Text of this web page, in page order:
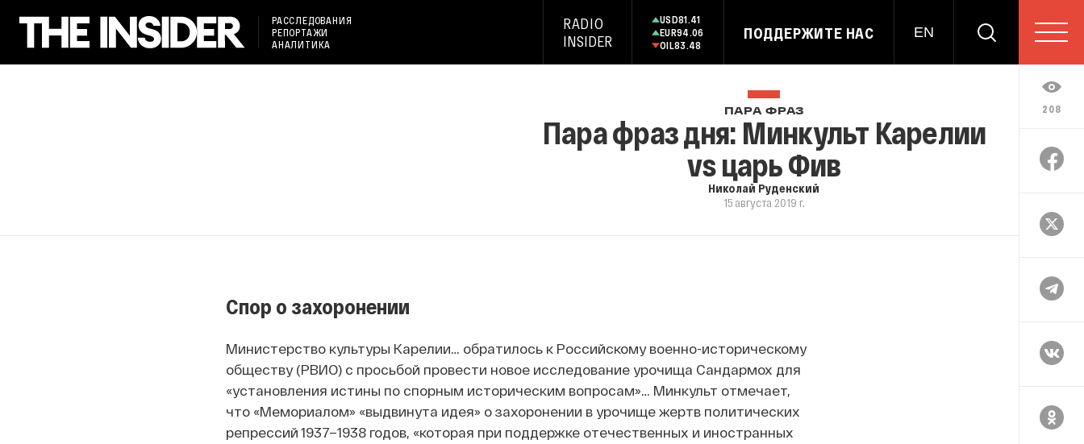
РАССЛЕДОВАНИЯ
РЕПОРТАЖИ
АНАЛИТИКА
RADIO
INSIDER
USD81.41
EUR94.06
OIL83.48
ПОДДЕРЖИТЕ НАС EN
208
ПАРА ФРАЗ
Пара фраз дня: Минкульт Карелии
vs царь Фив
Николай Руденский
15 августа 2019 г.
Спор о захоронении
Министерство культуры Карелии… обратилось к Российскому военно-историческому
обществу (РВИО) с просьбой провести новое исследование урочища Сандармох для
«установления истины по спорным историческим вопросам»… Минкульт отмечает,
что «Мемориалом» «выдвинута идея» о захоронении в урочище жертв политических
репрессий 1937–1938 годов, «которая при поддержке отечественных и иностранных